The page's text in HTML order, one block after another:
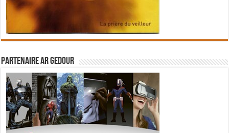
Partenaire Ar Gedour